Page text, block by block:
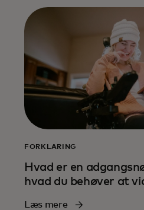
FORKLARING
Hvad er en
hvad du behøver at
Læs mere